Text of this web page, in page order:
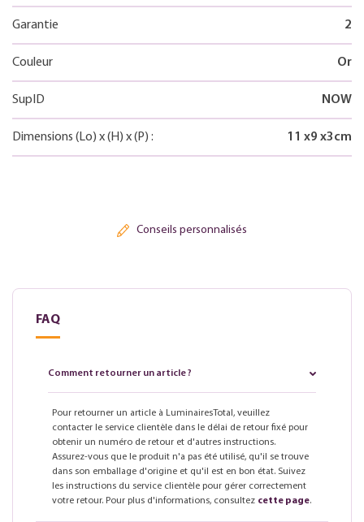
Garantie 2
Couleur Or
SupID NOW
Dimensions (Lo) x(H) x(P) : 11 x9 x3cm
Conseils personnalisés
FAQ
Comment retourner un article ?
Pour retourner un article à LuminairesTotal, veuillez
contacter le service clientèle dans le délai de retour fixé pour
obtenir un numéro de retour et d'autres instructions.
Assurez-vous que le produit n'a pas été utilisé, qu'il se trouve
dans son emballage d'origine et qu'il est en bon état. Suivez
les instructions du service clientèle pour gérer correctement
votre retour. Pour plus d'informations, consultez cette page.